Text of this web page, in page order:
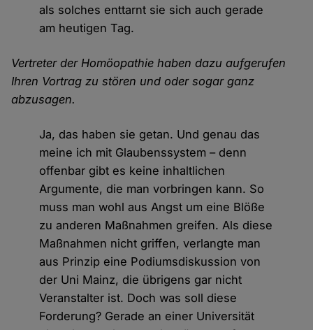
als solches enttarnt sie sich auch gerade
am heutigen Tag.
Vertreter der Homöopathie haben dazu aufgerufen
Ihren Vortrag zu stören und oder sogar ganz
abzusagen.
Ja, das haben sie getan. Und genau das
meine ich mit Glaubenssystem – denn
offenbar gibt es keine inhaltlichen
Argumente, die man vorbringen kann. So
muss man wohl aus Angst um eine Blöße
zu anderen Maßnahmen greifen. Als diese
Maßnahmen nicht griffen, verlangte man
aus Prinzip eine Podiumsdiskussion von
der Uni Mainz, die übrigens gar nicht
Veranstalter ist. Doch was soll diese
Forderung? Gerade an einer Universität